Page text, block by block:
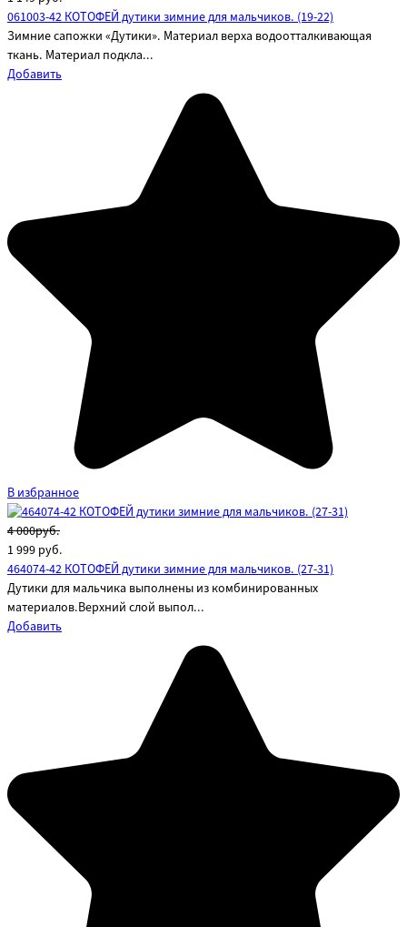
061003-42 КОТОФЕЙ дутики зимние для мальчиков. (19-22)
Зимние сапожки «Дутики». Материал верха водоотталкивающая
ткань. Материал подкла...
Добавить
В избранное
4 000руб.
1 999 руб.
464074-42 КОТОФЕЙ дутики зимние для мальчиков. (27-31)
Дутики для мальчика выполнены из комбинированных
материалов.Верхний слой выпол...
Добавить